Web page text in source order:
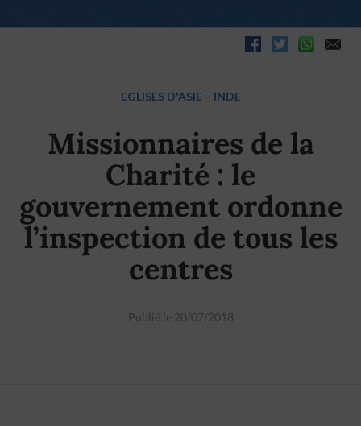
EGLISES D'ASIE – INDE
Missionnaires de la
Charité : le
gouvernement ordonne
l’inspection de tous les
centres
Publié le 20/07/2018